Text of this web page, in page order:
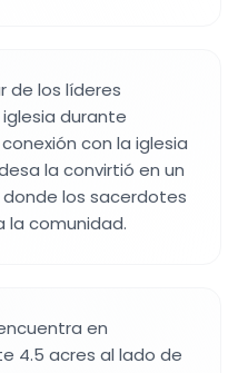
de los líderes
durante
con la iglesia
la convirtió en un
los sacerdotes
la comunidad.
en
4.5 acres al lado de